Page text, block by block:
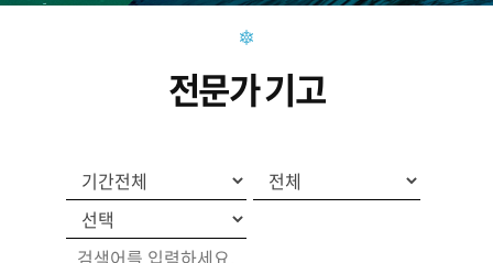
전문가 기고